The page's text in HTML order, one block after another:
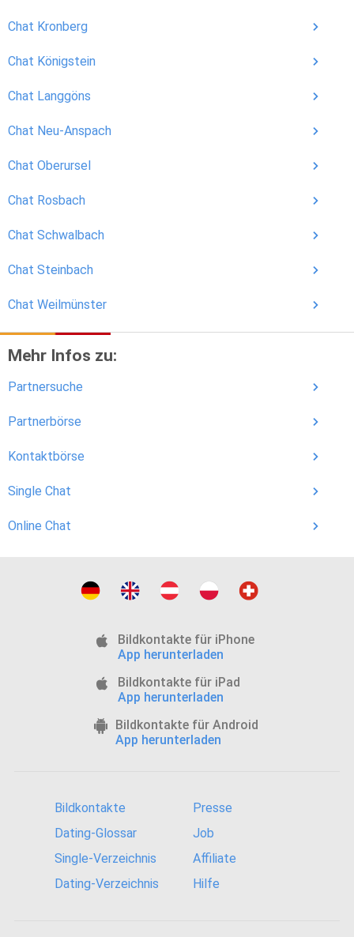
Chat Kronberg
Chat Königstein
Chat Langgöns
Chat Neu-Anspach
Chat Oberursel
Chat Rosbach
Chat Schwalbach
Chat Steinbach
Chat Weilmünster
Mehr Infos zu:
Partnersuche
Partnerbörse
Kontaktbörse
Single Chat
Online Chat
Bildkontakte für iPhone
App herunterladen
Bildkontakte für iPad
App herunterladen
Bildkontakte für Android
App herunterladen
Bildkontakte
Dating-Glossar
Single-Verzeichnis
Dating-Verzeichnis
Presse
Job
Affiliate
Hilfe